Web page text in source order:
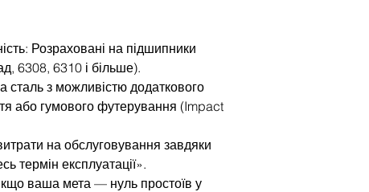
Розраховані на підшипники
6308, 6310 і більше).
сталь з можливістю додаткового
або гумового футерування (Impact
на обслуговування завдяки
термін експлуатації».
ваша мета — нуль простоїв у